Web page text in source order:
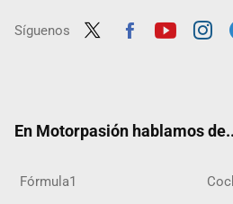
Síguenos
En Motorpasión hablamos
Fórmula1